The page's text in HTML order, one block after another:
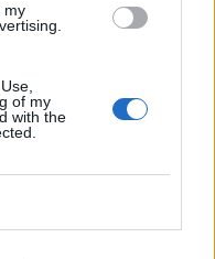
my
of my
with the
εκεί Παππάς, που είναι
σχόλιο